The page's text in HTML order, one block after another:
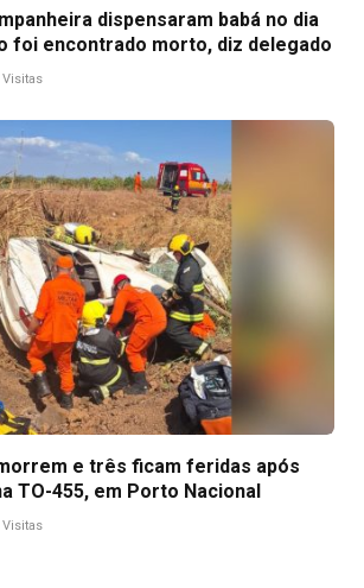
dispensaram babá no dia
foi encontrado morto, diz delegado
Visitas
e três ficam feridas após
TO-455, em Porto Nacional
Visitas